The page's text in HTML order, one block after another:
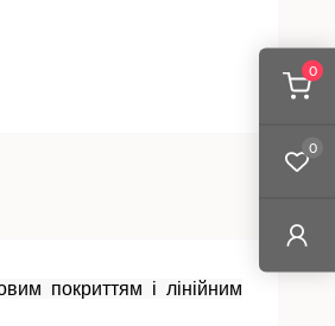
0
0
покриттям і лінійним